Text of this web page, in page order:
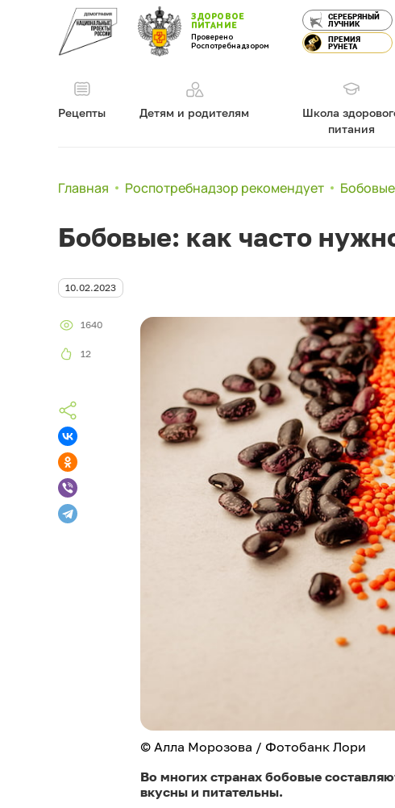
ЗДОРОВОЕ
ПИТАНИЕ
Проверено
Роспотребнадзором
СЕРЕБРЯНЫЙ
ЛУЧНИК
ПРЕМИЯ
РУНЕТА
Рецепты Детям и родителям
Школа
питания
Главная Роспотребнадзор рекомендует
Бобовые: как часто
10.02.2023
1640
12
© Алла Морозова / Фотобанк Лори
Во многих странах бобовые
вкусны и питательны.